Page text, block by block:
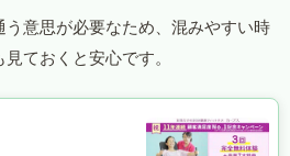
意思が必要なため、混みやすい時
ておくと安心です。